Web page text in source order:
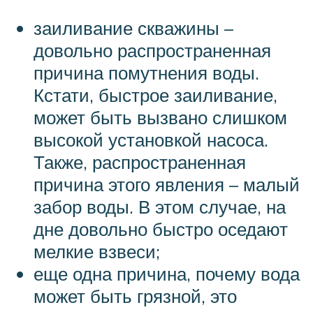
заиливание скважины –
довольно распространенная
причина помутнения воды.
Кстати, быстрое заиливание,
может быть вызвано слишком
высокой установкой насоса.
Также, распространенная
причина этого явления – малый
забор воды. В этом случае, на
дне довольно быстро оседают
мелкие взвеси;
еще одна причина, почему вода
может быть грязной, это